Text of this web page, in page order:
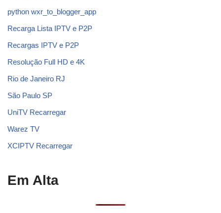
python wxr_to_blogger_app
Recarga Lista IPTV e P2P
Recargas IPTV e P2P
Resolução Full HD e 4K
Rio de Janeiro RJ
São Paulo SP
UniTV Recarregar
Warez TV
XCIPTV Recarregar
Em Alta